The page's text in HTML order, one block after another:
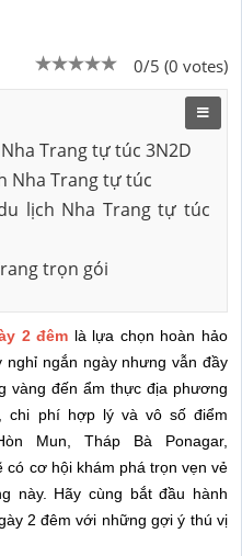
0/5 (0 votes)
Trang tự túc 3N2D
Nha Trang tự túc
lịch Nha Trang tự túc
trọn gói
2 đêm là lựa chọn hoàn hảo
ngắn ngày nhưng vẫn đầy
vàng đến ẩm thực địa phương
chi phí hợp lý và vô số điểm
Mun, Tháp Bà Ponagar,
cơ hội khám phá trọn vẹn vẻ
này. Hãy cùng bắt đầu hành
2 đêm với những gợi ý thú vị